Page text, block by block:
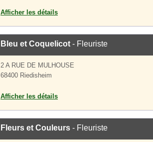
Afficher les détails
Bleu et Coquelicot - Fleuriste
2 A RUE DE MULHOUSE
68400 Riedisheim
Afficher les détails
Fleurs et Couleurs - Fleuriste